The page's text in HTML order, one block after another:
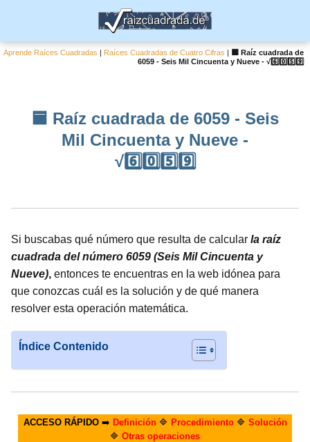
Aprende Raíces Cuadradas | Raíces Cuadradas de Cuatro Cifras |
🟦 Raíz cuadrada de
6059 - Seis Mil Cincuenta y Nueve - √6️⃣0️⃣5️⃣9️⃣
🟦 Raíz cuadrada de 6059 - Seis
Mil Cincuenta y Nueve -
√6️⃣0️⃣5️⃣9️⃣
Si buscabas qué número que resulta de calcular la raíz
cuadrada del número 6059 (Seis Mil Cincuenta y
Nueve), entonces te encuentras en la web idónea para
que conozcas cuál es la solución y de qué manera
resolver esta operación matemática.
Índice Contenido
ACCESO RÁPIDO➡️ Definición🔷 Procedimiento🔷 Solución
🔷 Otras operaciones